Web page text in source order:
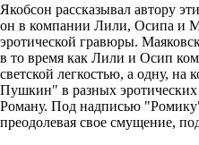
Якобсон рассказывал автору
он в компании Лили, Осипа и
эротической гравюры.
в то время как Лили и Осип
светской легкостью, а одну, на
Пушкин" в разных
Роману. Под надписью
преодолевая свое смущение,